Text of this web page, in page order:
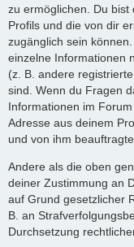
zu ermöglichen. Du
Profils und die von dir
zugänglich sein
einzelne Informationen
(z. B. andere
sind. Wenn du Fragen
Informationen im
Adresse aus deinem
und von ihm
Andere als die oben
deiner Zustimmung an
auf Grund gesetzlicher
B. an
Durchsetzung